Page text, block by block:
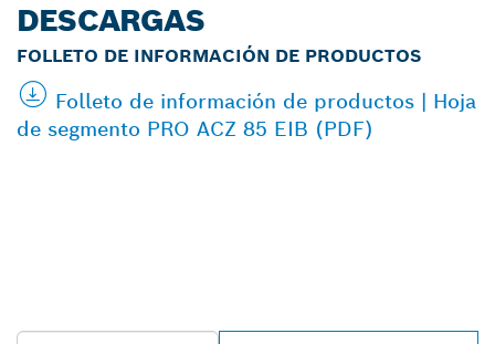
DESCARGAS
FOLLETO DE INFORMACIÓN DE PRODUCTOS
Folleto de información de productos | Hoja
de segmento PRO ACZ 85 EIB (PDF)